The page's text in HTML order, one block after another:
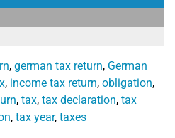
, german tax return, German
, income tax return, obligation,
, tax, tax declaration, tax
, tax year, taxes